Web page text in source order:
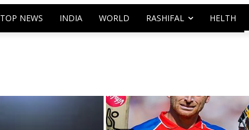
TOP NEWS INDIA WORLD RASHIFAL HELTH